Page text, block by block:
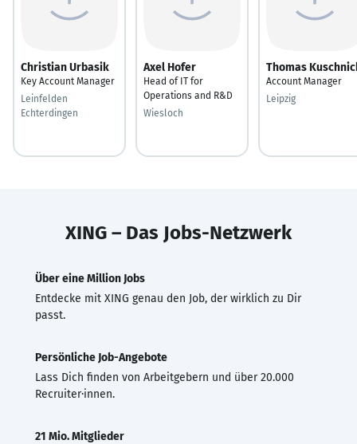
Christian Urbasik
Key Account Manager
Leinfelden
Echterdingen
Axel Hofer
Head of IT for
Operations and R&D
Wiesloch
Thomas
Account Manager
Leipzig
XING – Das Jobs-Netzwerk
Über eine Million Jobs
Entdecke mit XING genau den Job, der wirklich zu Dir
passt.
Persönliche Job-Angebote
Lass Dich finden von Arbeitgebern und über 20.000
Recruiter·innen.
21 Mio. Mitglieder